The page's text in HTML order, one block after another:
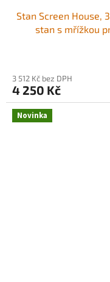
Stan Screen House,
stan s mřížkou
taškou, síťované
béžový
3 512 Kč bez DPH
4 250 Kč
Novinka